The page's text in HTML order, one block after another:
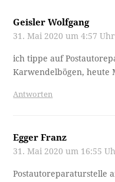
Geisler Wolfgang
31. Mai 2020 um 4:57 Uhr
ich tippe auf
Karwendelbögen, heute
Antworten
Egger Franz
31. Mai 2020 um 16:55
Postautoreparaturstelle